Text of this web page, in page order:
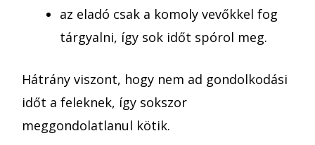
az eladó csak a komoly vevőkkel fog
tárgyalni, így sok időt spórol meg.
Hátrány viszont, hogy nem ad gondolkodási
időt a feleknek, így sokszor
meggondolatlanul kötik.